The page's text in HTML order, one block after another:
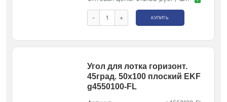
- + КУПИТЬ
Угол для лотка горизонт.
45град. 50х100 плоский EKF
g4550100-FL